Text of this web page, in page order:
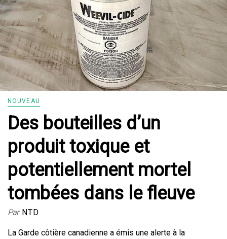
NOUVEAU
Des bouteilles d’un
produit toxique et
potentiellement mortel
tombées dans le fleuve
Par NTD
La Garde côtière canadienne a émis une alerte à la